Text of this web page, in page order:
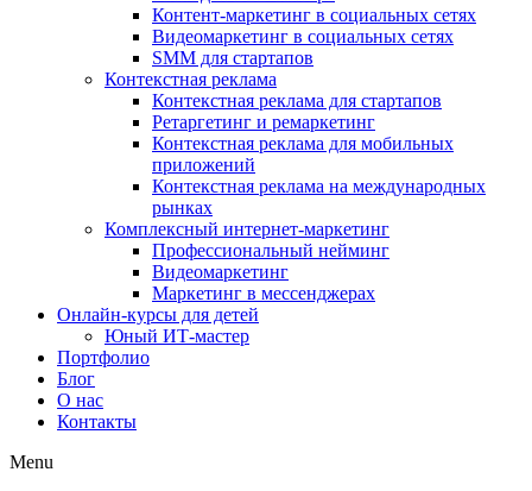
Контент-маркетинг в социальных сетях
Видеомаркетинг в социальных сетях
SMM для стартапов
Контекстная реклама
Контекстная реклама для стартапов
Ретаргетинг и ремаркетинг
Контекстная реклама для мобильных
приложений
Контекстная реклама на международных
рынках
Комплексный интернет-маркетинг
Профессиональный нейминг
Видеомаркетинг
Маркетинг в мессенджерах
Онлайн-курсы для детей
Юный ИТ-мастер
Портфолио
Блог
О нас
Контакты
Menu